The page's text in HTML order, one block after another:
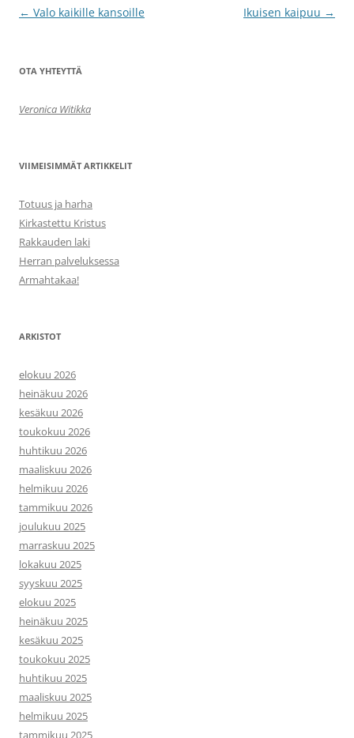
Artikkelien
← Valo kaikille kansoille Ikuisen kaipuu →
OTA YHTEYTTÄ
Veronica Witikka
VIIMEISIMMÄT ARTIKKELIT
Totuus ja harha
Kirkastettu Kristus
Rakkauden laki
Herran palveluksessa
Armahtakaa!
ARKISTOT
elokuu 2026
heinäkuu 2026
kesäkuu 2026
toukokuu 2026
huhtikuu 2026
maaliskuu 2026
helmikuu 2026
tammikuu 2026
joulukuu 2025
marraskuu 2025
lokakuu 2025
syyskuu 2025
elokuu 2025
heinäkuu 2025
kesäkuu 2025
toukokuu 2025
huhtikuu 2025
maaliskuu 2025
helmikuu 2025
tammikuu 2025